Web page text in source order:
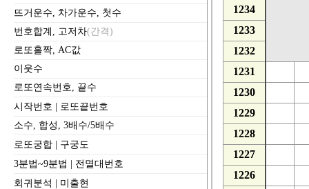
뜨거운수, 차가운수, 첫수
번호합계, 고저차(간격)
로또홀짝, AC값
이웃수
로또연속번호, 끝수
시작번호
로또끝번호
소수, 합성, 3배수/5배수
로또궁합
구궁도
3분법~9분법
전멸대번호
회귀분석
미출현
1234
1233
1232
1231
1230
1229
1228
1227
1226